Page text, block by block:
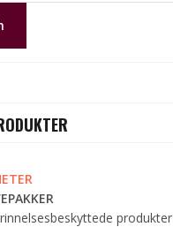
produkter